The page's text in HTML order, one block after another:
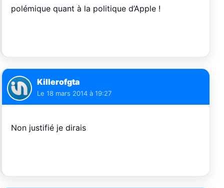
polémique quant à la politique d’Apple !
Killerofgta
Le 18 mars 2014 à 19:27
Non justifié je dirais